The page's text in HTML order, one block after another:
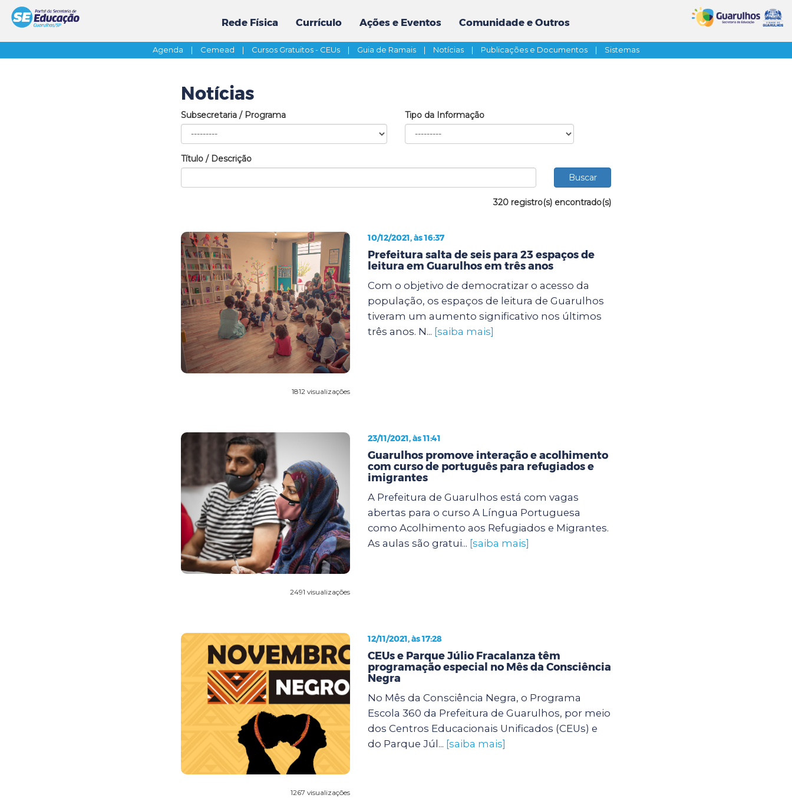
Rede Física Currículo Ações e Eventos Comunidade e Outros
Agenda | Cemead | Cursos Gratuitos - CEUs | Guia de Ramais | Notícias | Publicações e Documentos | Sistemas
Notícias
Subsecretaria / Programa Tipo da Informação
Título / Descrição
320 registro(s) encontrado(s)
1812 visualizações
10/12/2021, às 16:37
Prefeitura salta de seis para 23 espaços de
leitura em Guarulhos em três anos
Com o objetivo de democratizar o acesso da
população, os espaços de leitura de Guarulhos
tiveram um aumento significativo nos últimos
três anos. N... [saiba mais]
2491 visualizações
23/11/2021, às 11:41
Guarulhos promove interação e acolhimento
com curso de português para refugiados e
imigrantes
A Prefeitura de Guarulhos está com vagas
abertas para o curso A Língua Portuguesa
como Acolhimento aos Refugiados e Migrantes.
As aulas são gratui... [saiba mais]
1267 visualizações
12/11/2021, às 17:28
CEUs e Parque Júlio Fracalanza têm
programação especial no Mês da Consciência
Negra
No Mês da Consciência Negra, o Programa
Escola 360 da Prefeitura de Guarulhos, por meio
dos Centros Educacionais Unificados (CEUs) e
do Parque Júl... [saiba mais]